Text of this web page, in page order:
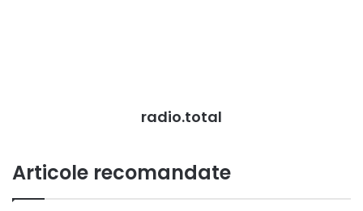
radio.total
Articole recomandate